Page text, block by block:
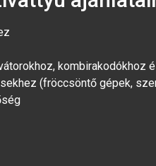
kombirakodókhoz
(fröccsöntő gépek,